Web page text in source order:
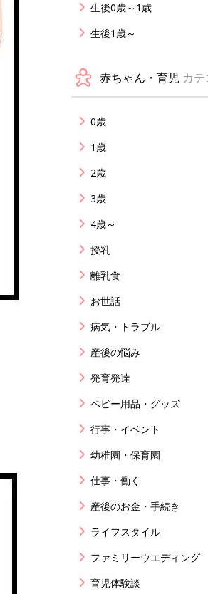
生後0歳～1歳
生後1歳～
赤ちゃん・育児 カ
0歳
1歳
2歳
3歳
4歳～
授乳
離乳食
お世話
病気・トラブル
産後の悩み
発育発達
ベビー用品・グッズ
行事・イベント
幼稚園・保育園
仕事・働く
産後のお金・手続き
ライフスタイル
ファミリーウエディング
育児体験談